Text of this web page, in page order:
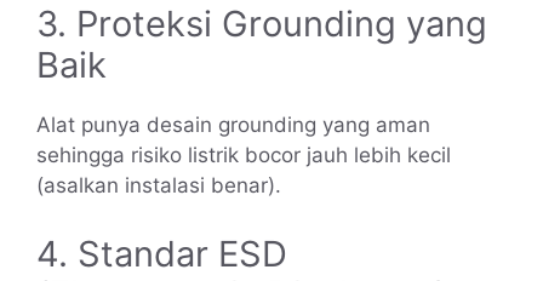
3. Proteksi Grounding yang
Baik
Alat punya desain grounding yang aman
sehingga risiko listrik bocor jauh lebih kecil
(asalkan instalasi benar).
4. Standar ESD